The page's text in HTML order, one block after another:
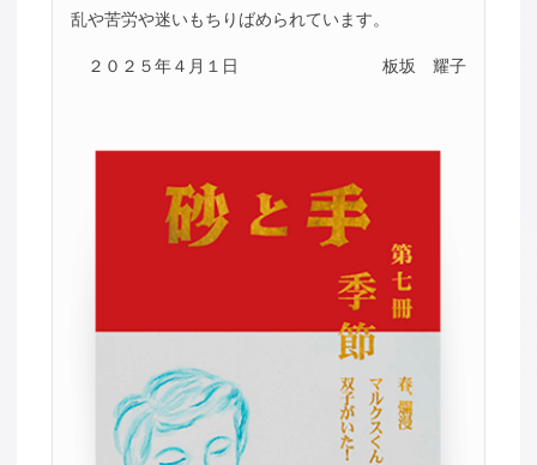
乱や苦労や迷いもちりばめられています。
２０２５年４月１日 板坂 耀子